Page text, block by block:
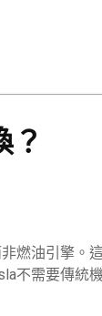
？
燃油引擎。
不需要傳統